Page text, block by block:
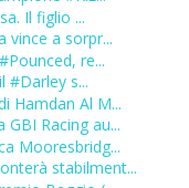
Il figlio ...
vince a sorpr...
re...
#Darley s...
Hamdan Al M...
Racing au...
Mooresbridg...
stabilment...